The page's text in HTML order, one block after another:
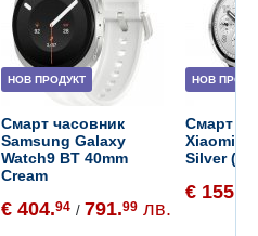
НОВ ПРОДУКТ
Смарт часовник
Samsung Galaxy
Watch9 BT 40mm
Cream
€ 404.94 / 791.99 лв.
НОВ
Смарт
Xiaomi
Silver
€ 155.